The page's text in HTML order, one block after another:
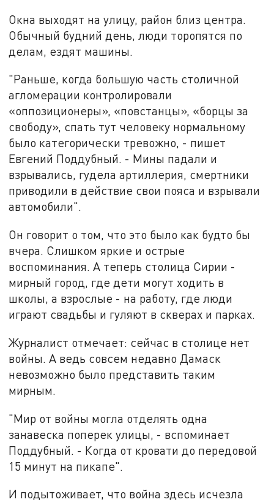
Окна выходят на улицу, район близ центра.
Обычный будний день, люди торопятся по
делам, ездят машины.
"Раньше, когда большую часть столичной
агломерации контролировали
«оппозиционеры», «повстанцы», «борцы за
свободу», спать тут человеку нормальному
было категорически тревожно, - пишет
Евгений Поддубный. - Мины падали и
взрывались, гудела артиллерия, смертники
приводили в действие свои пояса и взрывали
автомобили".
Он говорит о том, что это было как будто бы
вчера. Слишком яркие и острые
воспоминания. А теперь столица Сирии -
мирный город, где дети могут ходить в
школы, а взрослые - на работу, где люди
играют свадьбы и гуляют в скверах и парках.
Журналист отмечает: сейчас в столице нет
войны. А ведь совсем недавно Дамаск
невозможно было представить таким
мирным.
"Мир от войны могла отделять одна
занавеска поперек улицы, - вспоминает
Поддубный. - Когда от кровати до передовой
15 минут на пикапе".
И подытоживает, что война здесь исчезла